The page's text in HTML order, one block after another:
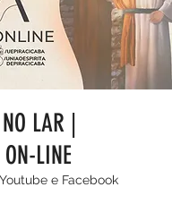
LAR |
LINE
Youtube e Facebook